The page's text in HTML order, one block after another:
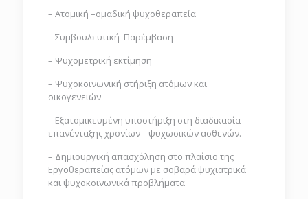
– Ατομική –ομαδική ψυχοθεραπεία
– Συμβουλευτική Παρέμβαση
– Ψυχομετρική εκτίμηση
– Ψυχοκοινωνική στήριξη ατόμων και
οικογενειών
– Εξατομικευμένη υποστήριξη στη διαδικασία
επανένταξης χρονίων ψυχωσικών ασθενών.
– Δημιουργική απασχόληση στο πλαίσιο της
Εργοθεραπείας ατόμων με σοβαρά ψυχιατρικά
και ψυχοκοινωνικά προβλήματα